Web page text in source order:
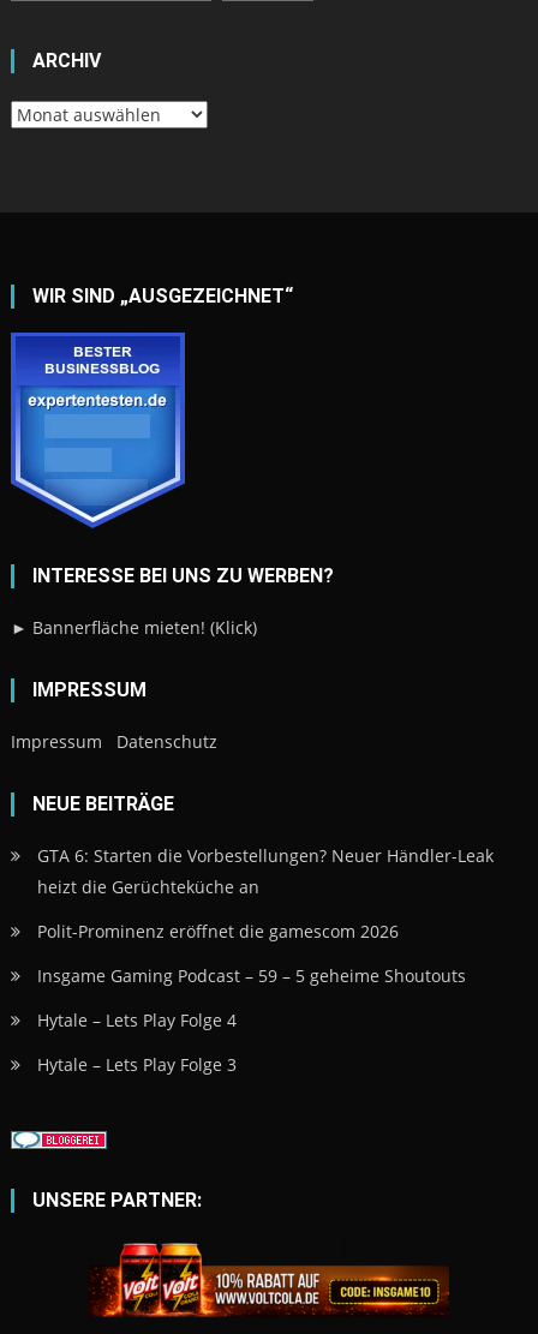
ARCHIV
Archiv
WIR SIND „AUSGEZEICHNET“
INTERESSE BEI UNS ZU WERBEN?
► Bannerfläche mieten! (Klick)
IMPRESSUM
Impressum Datenschutz
NEUE BEITRÄGE
GTA 6: Starten die Vorbestellungen? Neuer Händler-Leak
heizt die Gerüchteküche an
Polit-Prominenz eröffnet die gamescom 2026
Insgame Gaming Podcast – 59 – 5 geheime Shoutouts
Hytale – Lets Play Folge 4
Hytale – Lets Play Folge 3
UNSERE PARTNER: